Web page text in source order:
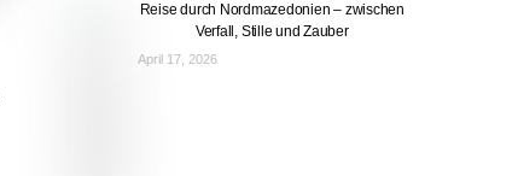
Reise durch Nordmazedonien – zwischen
Verfall, Stille und Zauber
April 17, 2026